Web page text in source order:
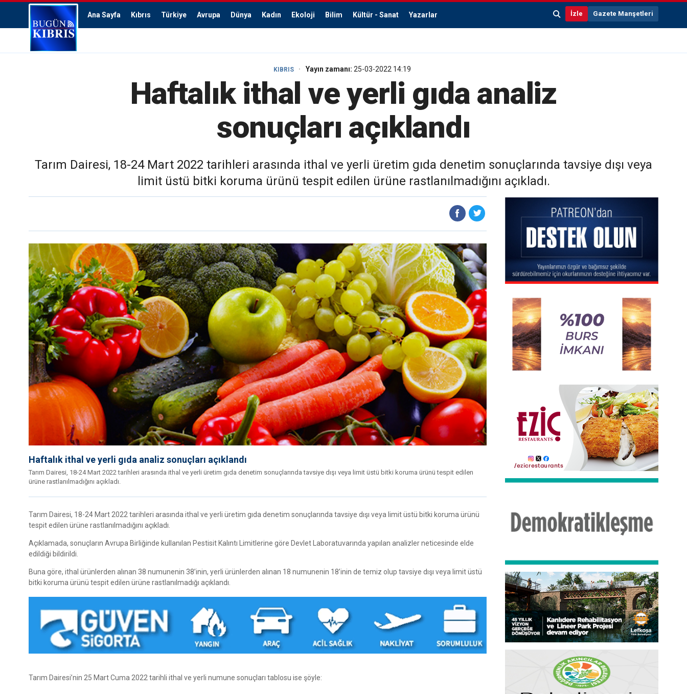
Ana Sayfa Kıbrıs Türkiye Avrupa Dünya Kadın Ekoloji Bilim Kültür - Sanat Yazarlar İzle Gazete Manşetleri
KIBRIS Yayın zamanı: 25-03-2022 14:19
Haftalık ithal ve yerli gıda analiz
sonuçları açıklandı
Tarım Dairesi, 18-24 Mart 2022 tarihleri arasında ithal ve yerli üretim gıda denetim sonuçlarında tavsiye dışı veya
limit üstü bitki koruma ürünü tespit edilen ürüne rastlanılmadığını açıkladı.
Haftalık ithal ve yerli gıda analiz sonuçları açıklandı
Tarım Dairesi, 18-24 Mart 2022 tarihleri arasında ithal ve yerli üretim gıda denetim sonuçlarında tavsiye dışı veya limit üstü bitki koruma ürünü tespit edilen
ürüne rastlanılmadığını açıkladı.
Tarım Dairesi, 18-24 Mart 2022 tarihleri arasında ithal ve yerli üretim gıda denetim sonuçlarında tavsiye dışı veya limit üstü bitki koruma ürünü
tespit edilen ürüne rastlanılmadığını açıkladı.
Açıklamada, sonuçların Avrupa Birliğinde kullanılan Pestisit Kalıntı Limitlerine göre Devlet Laboratuvarında yapılan analizler neticesinde elde
edildiği bildirildi.
Buna göre, ithal ürünlerden alınan 38 numunenin 38’inin, yerli ürünlerden alınan 18 numunenin 18’inin de temiz olup tavsiye dışı veya limit üstü
bitki koruma ürünü tespit edilen ürüne rastlanılmadığı açıklandı.
Tarım Dairesi’nin 25 Mart Cuma 2022 tarihli ithal ve yerli numune sonuçları tablosu ise şöyle: